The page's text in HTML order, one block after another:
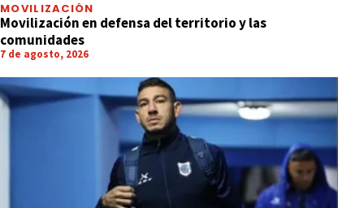
MOVILIZACIÓN
Movilización en defensa del territorio y las
comunidades
7 de agosto, 2026